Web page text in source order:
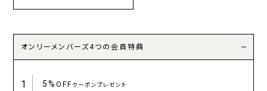
オンリーメンバーズ4つの会員特典
1 5%OFFクーポンプレゼント